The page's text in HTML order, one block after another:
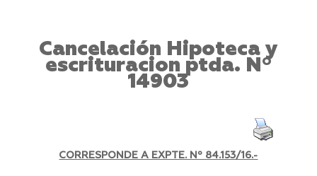
Cancelación Hipoteca y
escrituracion ptda. Nº
14903
CORRESPONDE A EXPTE. Nº 84.153/16.-